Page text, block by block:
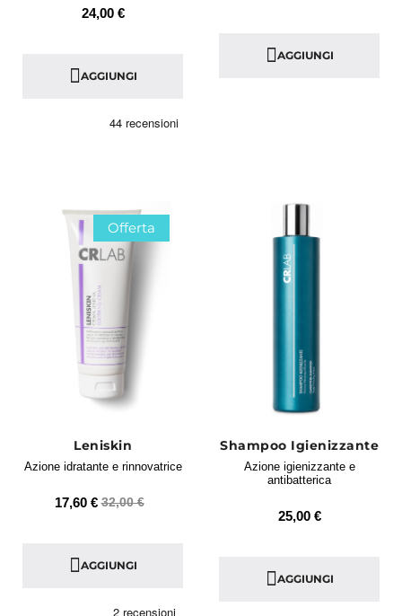
24,00 €
AGGIUNGI
AGGIUNGI
Offerta
Leniskin
Azione idratante e rinnovatrice
17,60 € 32,00 €
AGGIUNGI
Shampoo Igienizzante
Azione igienizzante e
antibatterica
25,00 €
AGGIUNGI